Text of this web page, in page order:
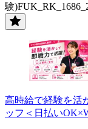
験
高時給で経験を活
ッフ＜日払い